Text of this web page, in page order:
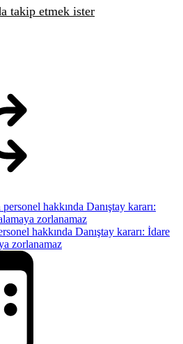
takip etmek ister
hakkında Danıştay kararı: İdare
zorlanamaz